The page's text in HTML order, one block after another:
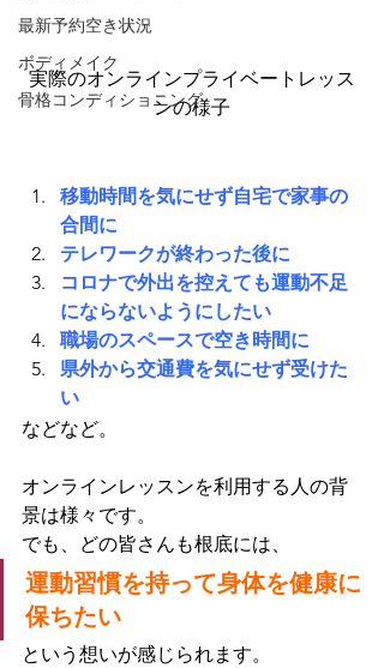
最新予約空き状況
ボディメイク
骨格コンディショニング
実際のオンラインプライベートレッス
ンの様子
移動時間を気にせず自宅で家事の
合間に
テレワークが終わった後に
コロナで外出を控えても運動不足
にならないようにしたい
職場のスペースで空き時間に
県外から交通費を気にせず受けた
い
などなど。
オンラインレッスンを利用する人の背
景は様々です。
でも、どの皆さんも根底には、
運動習慣を持って身体を健康に
保ちたい
という想いが感じられます。